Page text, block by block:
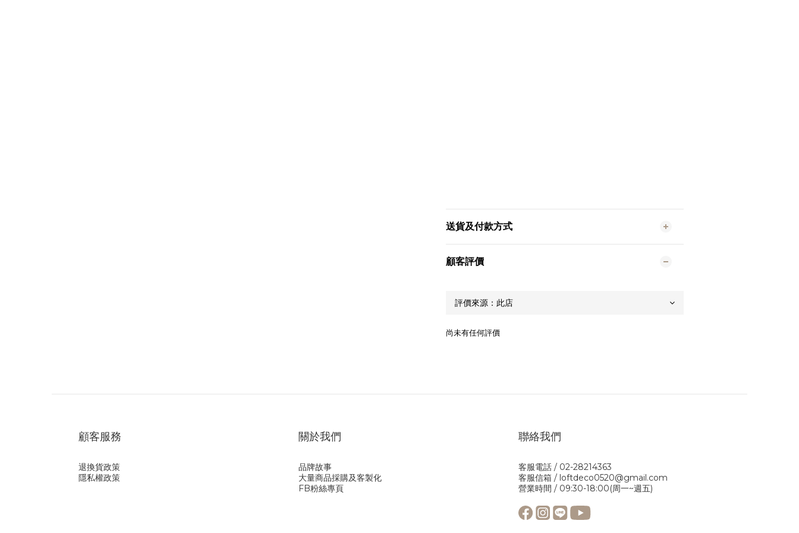
送貨及付款方式
顧客評價
尚未有任何評價
顧客服務
退換貨政策
隱私權政策
關於我們
品牌故事
大量商品採購及客製化
FB粉絲專頁
聯絡我們
客服電話 / 02-28214363
客服信箱 / loftdeco0520@gmail.com
營業時間 / 09:30-18:00(周一~週五)